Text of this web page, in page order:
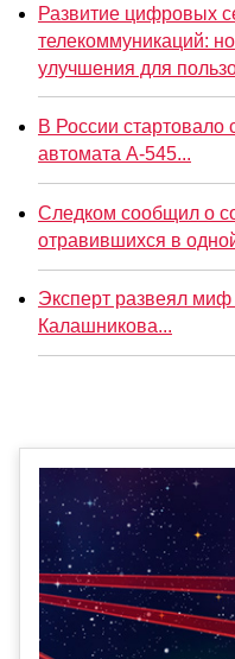
Развитие цифровых
телекоммуникаций:
улучшения для
В России стартовало
автомата А-545...
Следком сообщил о
отравившихся в
Эксперт развеял
Калашникова...